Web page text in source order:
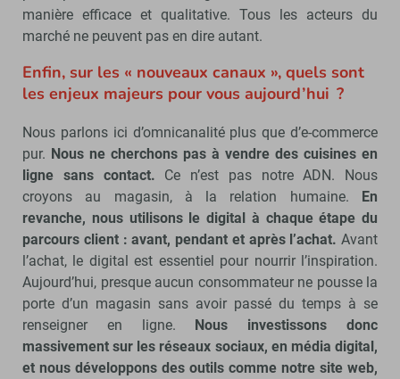
manière efficace et qualitative. Tous les acteurs du
marché ne peuvent pas en dire autant.
Enfin, sur les « nouveaux canaux », quels sont
les enjeux majeurs pour vous aujourd’hui ?
Nous parlons ici d’omnicanalité plus que d’e-commerce
pur. Nous ne cherchons pas à vendre des cuisines en
ligne sans contact. Ce n’est pas notre ADN. Nous
croyons au magasin, à la relation humaine. En
revanche, nous utilisons le digital à chaque étape du
parcours client : avant, pendant et après l’achat. Avant
l’achat, le digital est essentiel pour nourrir l’inspiration.
Aujourd’hui, presque aucun consommateur ne pousse la
porte d’un magasin sans avoir passé du temps à se
renseigner en ligne. Nous investissons donc
massivement sur les réseaux sociaux, en média digital,
et nous développons des outils comme notre site web,